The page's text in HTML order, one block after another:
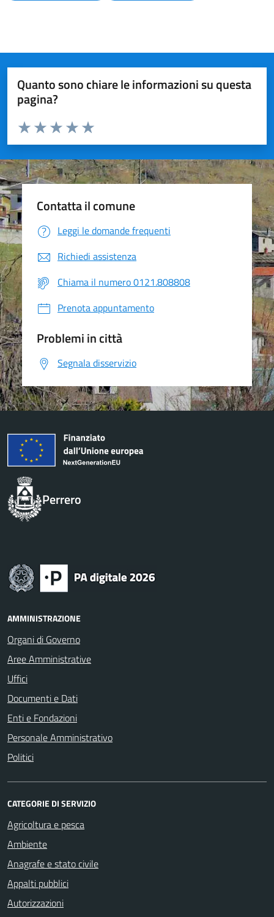
Quanto sono chiare le informazioni su questa
pagina?
Valuta da 1 a 5 stelle la pagina
Valuta 5 stelle su 5
Valuta 4 stelle su 5
Valuta 3 stelle su 5
Valuta 2 stelle su 5
Valuta 1 stelle su 5
Contatta il comune
Leggi le domande frequenti
Richiedi assistenza
Chiama il numero 0121.808808
Prenota appuntamento
Problemi in città
Segnala disservizio
Perrero
AMMINISTRAZIONE
Organi di Governo
Aree Amministrative
Uffici
Documenti e Dati
Enti e Fondazioni
Personale Amministrativo
Politici
CATEGORIE DI SERVIZIO
Agricoltura e pesca
Ambiente
Anagrafe e stato civile
Appalti pubblici
Autorizzazioni